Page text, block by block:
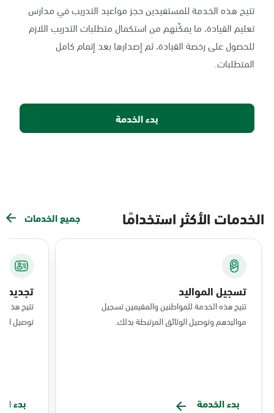
تتيح هذه الخدمة للمستفيدين حجز مواعيد التدريب في مدارس
تعليم القيادة، ما يمكّنهم من استكمال متطلبات التدريب اللازم
للحصول على رخصة القيادة، ثم إصدارها بعد إتمام كامل
المتطلبات.
بدء الخدمة
الخدمات الأكثر استخدامًا جميع الخدمات
تسجيل المواليد
تتيح هذه الخدمة للمواطنين والمقيمين تسجيل
مواليدهم وتوصيل الوثائق المرتبطة بذلك.
بدء الخدمة
تجديد
تتيح هذه
توصيل
بدء